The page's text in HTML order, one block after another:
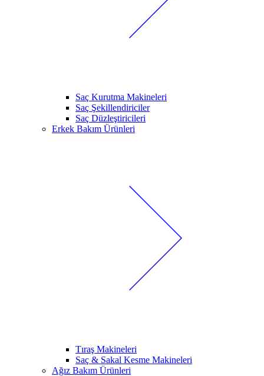
Saç Kurutma Makineleri
Saç Şekillendiriciler
Saç Düzleştiricileri
Erkek Bakım Ürünleri
Tıraş Makineleri
Saç & Sakal Kesme Makineleri
Ağız Bakım Ürünleri